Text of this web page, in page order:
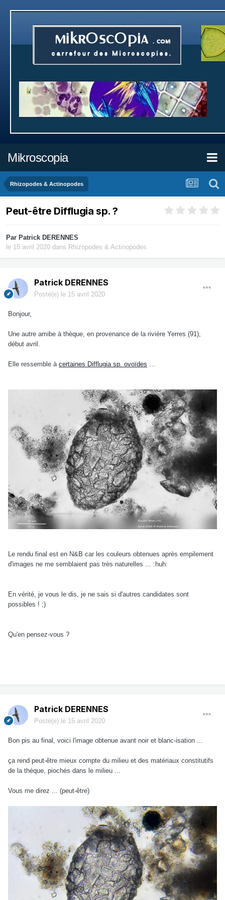
Mikroscopia
Rhizopodes & Actinopodes
Peut-être Difflugia sp. ?
Par Patrick DERENNES
le 15 avril 2020 dans Rhizopodes & Actinopodes
Patrick DERENNES
Posté(e) le 15 avril 2020
Bonjour,
Une autre amibe à thèque, en provenance de la rivière Yerres (91),
début avril.
Elle ressemble à certaines Difflugia sp. ovoïdes ...
Le rendu final est en N&B car les couleurs obtenues après empilement
d'images ne me semblaient pas très naturelles ... :huh:
En vérité, je vous le dis, je ne sais si d'autres candidates sont
possibles ! ;)
Qu'en pensez-vous ?
Patrick DERENNES
Posté(e) le 15 avril 2020
Bon pis au final, voici l'image obtenue avant noir et blanc-isation ...
ça rend peut-être mieux compte du milieu et des matériaux constitutifs
de la thèque, piochés dans le milieu ...
Vous me direz ... (peut-être)